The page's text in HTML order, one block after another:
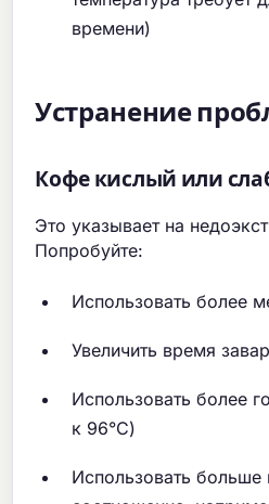
времени)
Устранение
Кофе кислый или
Это указывает на
Попробуйте:
Использовать более
Увеличить время
Использовать более
к 96°C)
Использовать